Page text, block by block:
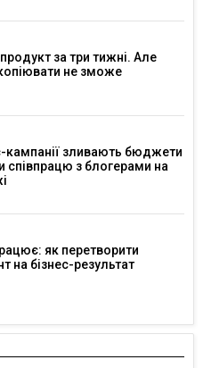
за три тижні. Але
не зможе
зливають бюджети
співпрацю з блогерами на
як перетворити
на бізнес-результат